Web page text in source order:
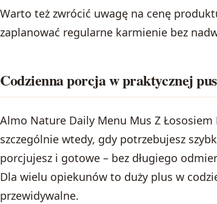
Warto też zwrócić uwagę na cenę
zaplanować regularne karmienie bez
Codzienna porcja w praktycznej
Almo Nature Daily Menu Mus Z
szczególnie wtedy, gdy potrzebujesz
porcjujesz i gotowe – bez długiego
Dla wielu opiekunów to duży plus w
przewidywalne.